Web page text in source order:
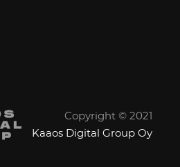
Copyright © 2021
Kaaos Digital Group Oy